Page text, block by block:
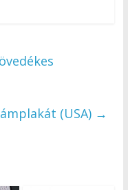
(USA) →